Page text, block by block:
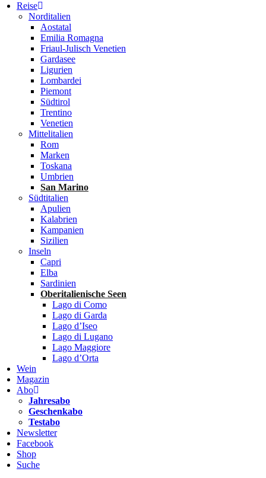
Reise
Norditalien
Aostatal
Emilia Romagna
Friaul-Julisch Venetien
Gardasee
Ligurien
Lombardei
Piemont
Südtirol
Trentino
Venetien
Mittelitalien
Rom
Marken
Toskana
Umbrien
San Marino
Südtitalien
Apulien
Kalabrien
Kampanien
Sizilien
Inseln
Capri
Elba
Sardinien
Oberitalienische Seen
Lago di Como
Lago di Garda
Lago d’Iseo
Lago di Lugano
Lago Maggiore
Lago d’Orta
Wein
Magazin
Abo
Jahresabo
Geschenkabo
Testabo
Newsletter
Facebook
Shop
Suche